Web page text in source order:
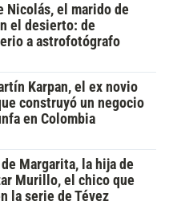
Nicolás, el marido de
el desierto: de
a astrofotógrafo
Karpan, el ex novio
construyó un negocio
en Colombia
Margarita, la hija de
Murillo, el chico que
la serie de Tévez